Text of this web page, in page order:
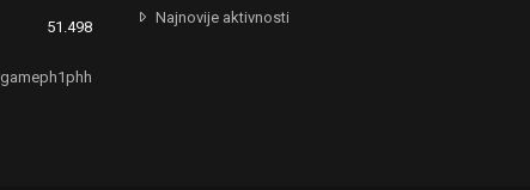
51.498
Najnovije aktivnosti